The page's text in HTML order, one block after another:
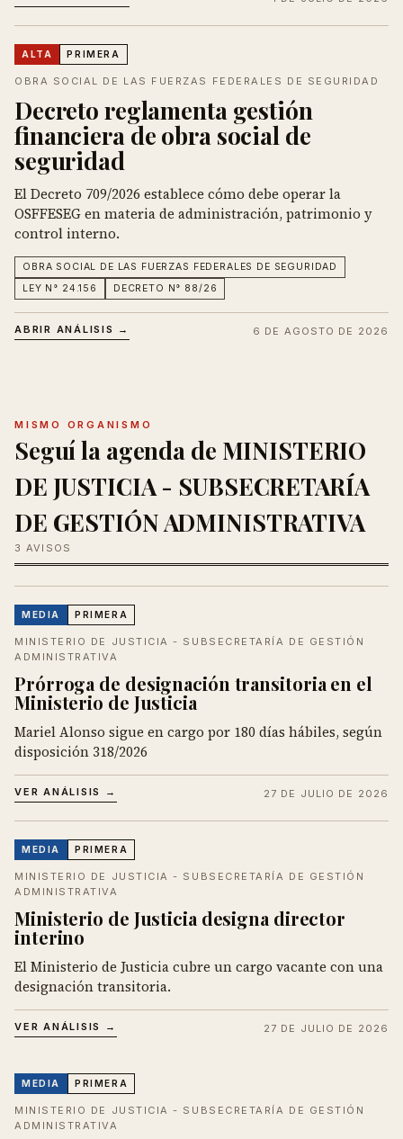
ALTA PRIMERA
OBRA SOCIAL DE LAS FUERZAS FEDERALES DE SEGURIDAD
Decreto reglamenta gestión
financiera de obra social de
seguridad
El Decreto 709/2026 establece cómo debe operar la
OSFFESEG en materia de administración, patrimonio y
control interno.
OBRA SOCIAL DE LAS FUERZAS FEDERALES DE SEGURIDAD
LEY N° 24.156
DECRETO N° 88/26
ABRIR ANÁLISIS → 6 DE AGOSTO DE 2026
MISMO ORGANISMO
Seguí la agenda de MINISTERIO
DE JUSTICIA - SUBSECRETARÍA
DE GESTIÓN ADMINISTRATIVA
3 AVISOS
MEDIA PRIMERA
MINISTERIO DE JUSTICIA - SUBSECRETARÍA DE GESTIÓN
ADMINISTRATIVA
Prórroga de designación transitoria en el
Ministerio de Justicia
Mariel Alonso sigue en cargo por 180 días hábiles, según
disposición 318/2026
VER ANÁLISIS → 27 DE JULIO DE 2026
MEDIA PRIMERA
MINISTERIO DE JUSTICIA - SUBSECRETARÍA DE GESTIÓN
ADMINISTRATIVA
Ministerio de Justicia designa director
interino
El Ministerio de Justicia cubre un cargo vacante con una
designación transitoria.
VER ANÁLISIS → 27 DE JULIO DE 2026
MEDIA PRIMERA
MINISTERIO DE JUSTICIA - SUBSECRETARÍA DE GESTIÓN
ADMINISTRATIVA